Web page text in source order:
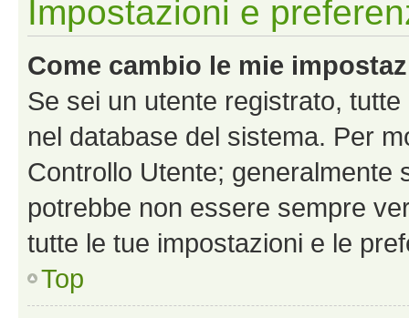
Impostazioni e
Come cambio le mie
Se sei un utente registrato,
nel database del sistema. Per
Controllo Utente; generalmente
potrebbe non essere sempre
tutte le tue impostazioni e le
Top